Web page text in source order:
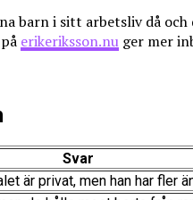
barn i sitt arbetsliv då
erikeriksson.nu ger mer
Svar
är privat, men han har fler